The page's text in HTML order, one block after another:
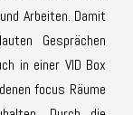
Arbeiten. Damit
Gesprächen
in einer VID Box
focus Räume